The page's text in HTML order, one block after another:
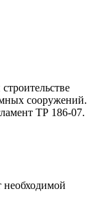
сооружений.
ТР 186-07.
необходимой